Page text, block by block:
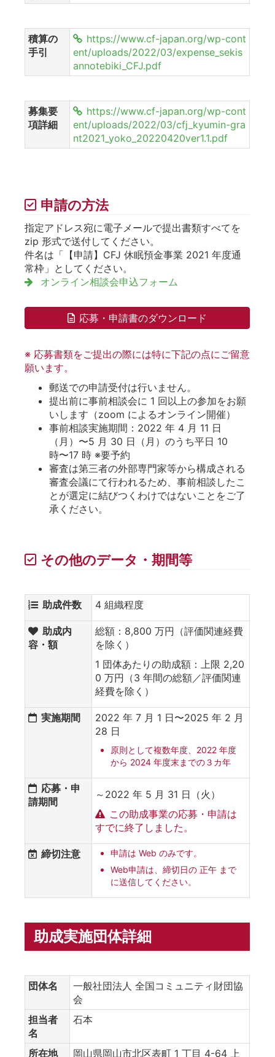
積算の
手引
https://www.cf-japan.org/wp-cont
ent/uploads/2022/03/expense_sekis
annotebiki_CFJ.pdf
募集要
項詳細
https://www.cf-japan.org/wp-cont
ent/uploads/2022/03/cfj_kyumin-gra
nt2021_yoko_20220420ver1.1.pdf
申請の方法
指定アドレス宛に電子メールで提出書類すべてを
zip 形式で送付してください。
件名は「【申請】CFJ 休眠預金事業 2021 年度通
常枠」としてください。
オンライン相談会申込フォーム
応募・申請書のダウンロード
※ 応募書類をご提出の際には特に下記の点にご留意
願います。
郵送での申請受付は行いません。
提出前に事前相談会に 1 回以上の参加をお願
いします（zoom によるオンライン開催）
事前相談実施期間：2022 年 4 月 11 日
（月）〜5 月 30 日（月）のうち平日 10
時〜17 時 ※要予約
審査は第三者の外部専門家等から構成される
審査会議にて行われるため、事前相談したこ
とが選定に結びつくわけではないことをご了
承ください。
その他のデータ・期間等
助成件数 4 組織程度
助成内
容・額
総額：8,800 万円（評価関連経費
を除く）
1 団体あたりの助成額：上限 2,20
0 万円（3 年間の総額／評価関連
経費を除く）
実施期間
2022 年 7 月 1 日〜2025 年 2 月
28 日
原則として複数年度、2022 年度
から 2024 年度末までの３カ年
応募・申
請期間
～2022 年 5 月 31 日（火）
この助成事業の応募・申請は
すでに終了しました。
締切注意
申請は Web のみです。
Web申請は、締切日の 正午 まで
に送信してください。
助成実施団体詳細
団体名
一般社団法人 全国コミュニティ財団協
会
担当者
名
石本
所在地 岡山県岡山市北区表町 1 丁目 4-64 上